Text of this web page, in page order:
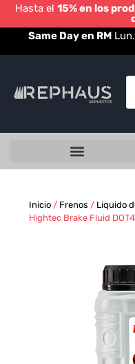
Hasta el 15% en los
Same Day en RM
Inicio / Frenos / Liquido
Hightec Brake Fluid